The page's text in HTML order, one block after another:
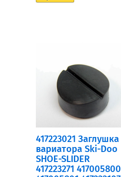
417223021 Заглушка
вариатора Ski-Doo
SHOE-SLIDER
417223271 417005800